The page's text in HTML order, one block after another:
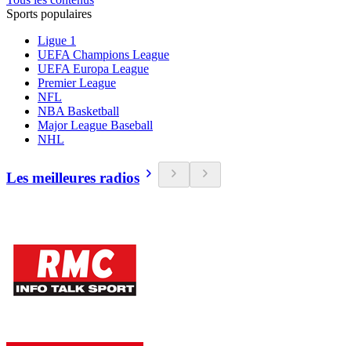
Sports populaires
Ligue 1
UEFA Champions League
UEFA Europa League
Premier League
NFL
NBA Basketball
Major League Baseball
NHL
Les meilleures radios